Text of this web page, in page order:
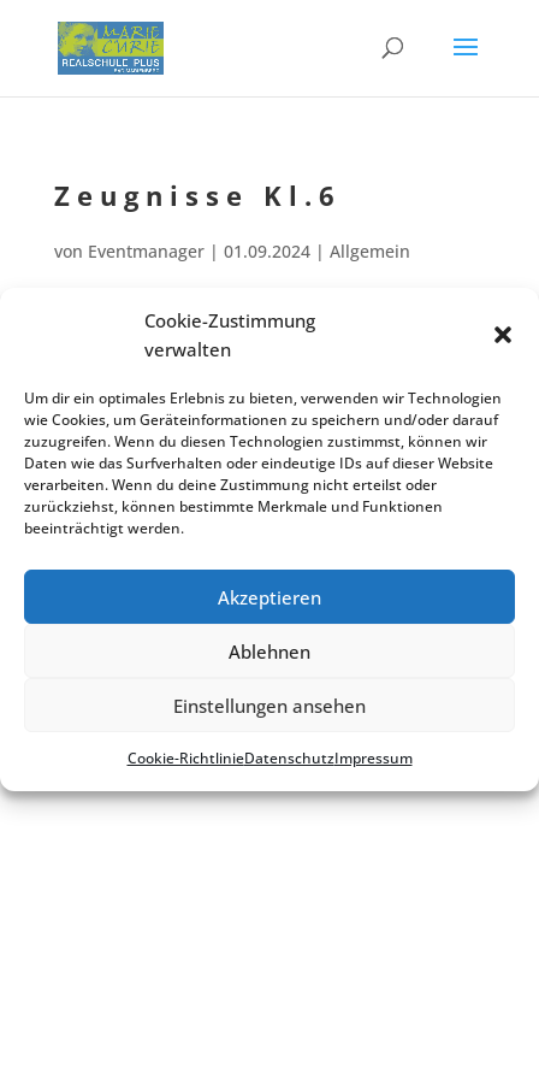
Cookie-Zustimmung
verwalten
Um dir ein optimales Erlebnis zu bieten, verwenden wir Technologien
wie Cookies, um Geräteinformationen zu speichern und/oder darauf
zuzugreifen. Wenn du diesen Technologien zustimmst, können wir
Daten wie das Surfverhalten oder eindeutige IDs auf dieser Website
verarbeiten. Wenn du deine Zustimmung nicht erteilst oder
zurückziehst, können bestimmte Merkmale und Funktionen
beeinträchtigt werden.
Akzeptieren
Ablehnen
Einstellungen ansehen
Cookie-Richt­li­nieDaten­schutzImpres­sum
Zeugnis­se Kl.6
von Eventmanager| 01.09.2024| Allgemein
Ausga­be der Jahres­zeug­nis­se Kl. 6 in einer Verfü­gungs­stun­de; Unter­
Zurück zur Veranstaltungsliste
Kontakt Impres­sum
Daten­schutz